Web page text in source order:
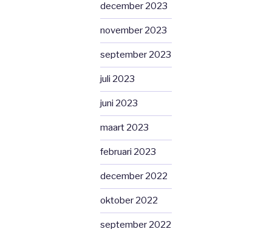
december 2023
november 2023
september 2023
juli 2023
juni 2023
maart 2023
februari 2023
december 2022
oktober 2022
september 2022